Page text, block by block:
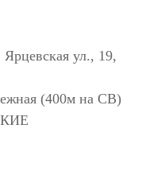
ул., 19,
(400м на СВ)